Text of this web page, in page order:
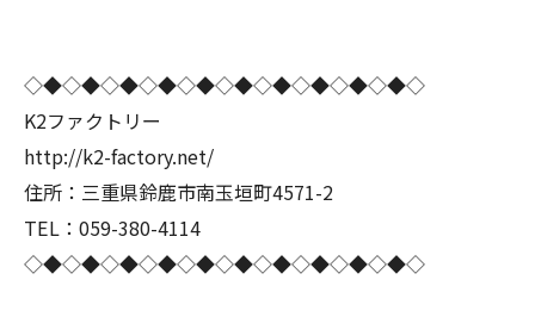
◇◆◇◆◇◆◇◆◇◆◇◆◇◆◇◆◇◆◇◆◇
K2ファクトリー
http://k2-factory.net/
住所：三重県鈴鹿市南玉垣町4571-2
TEL：059-380-4114
◇◆◇◆◇◆◇◆◇◆◇◆◇◆◇◆◇◆◇◆◇